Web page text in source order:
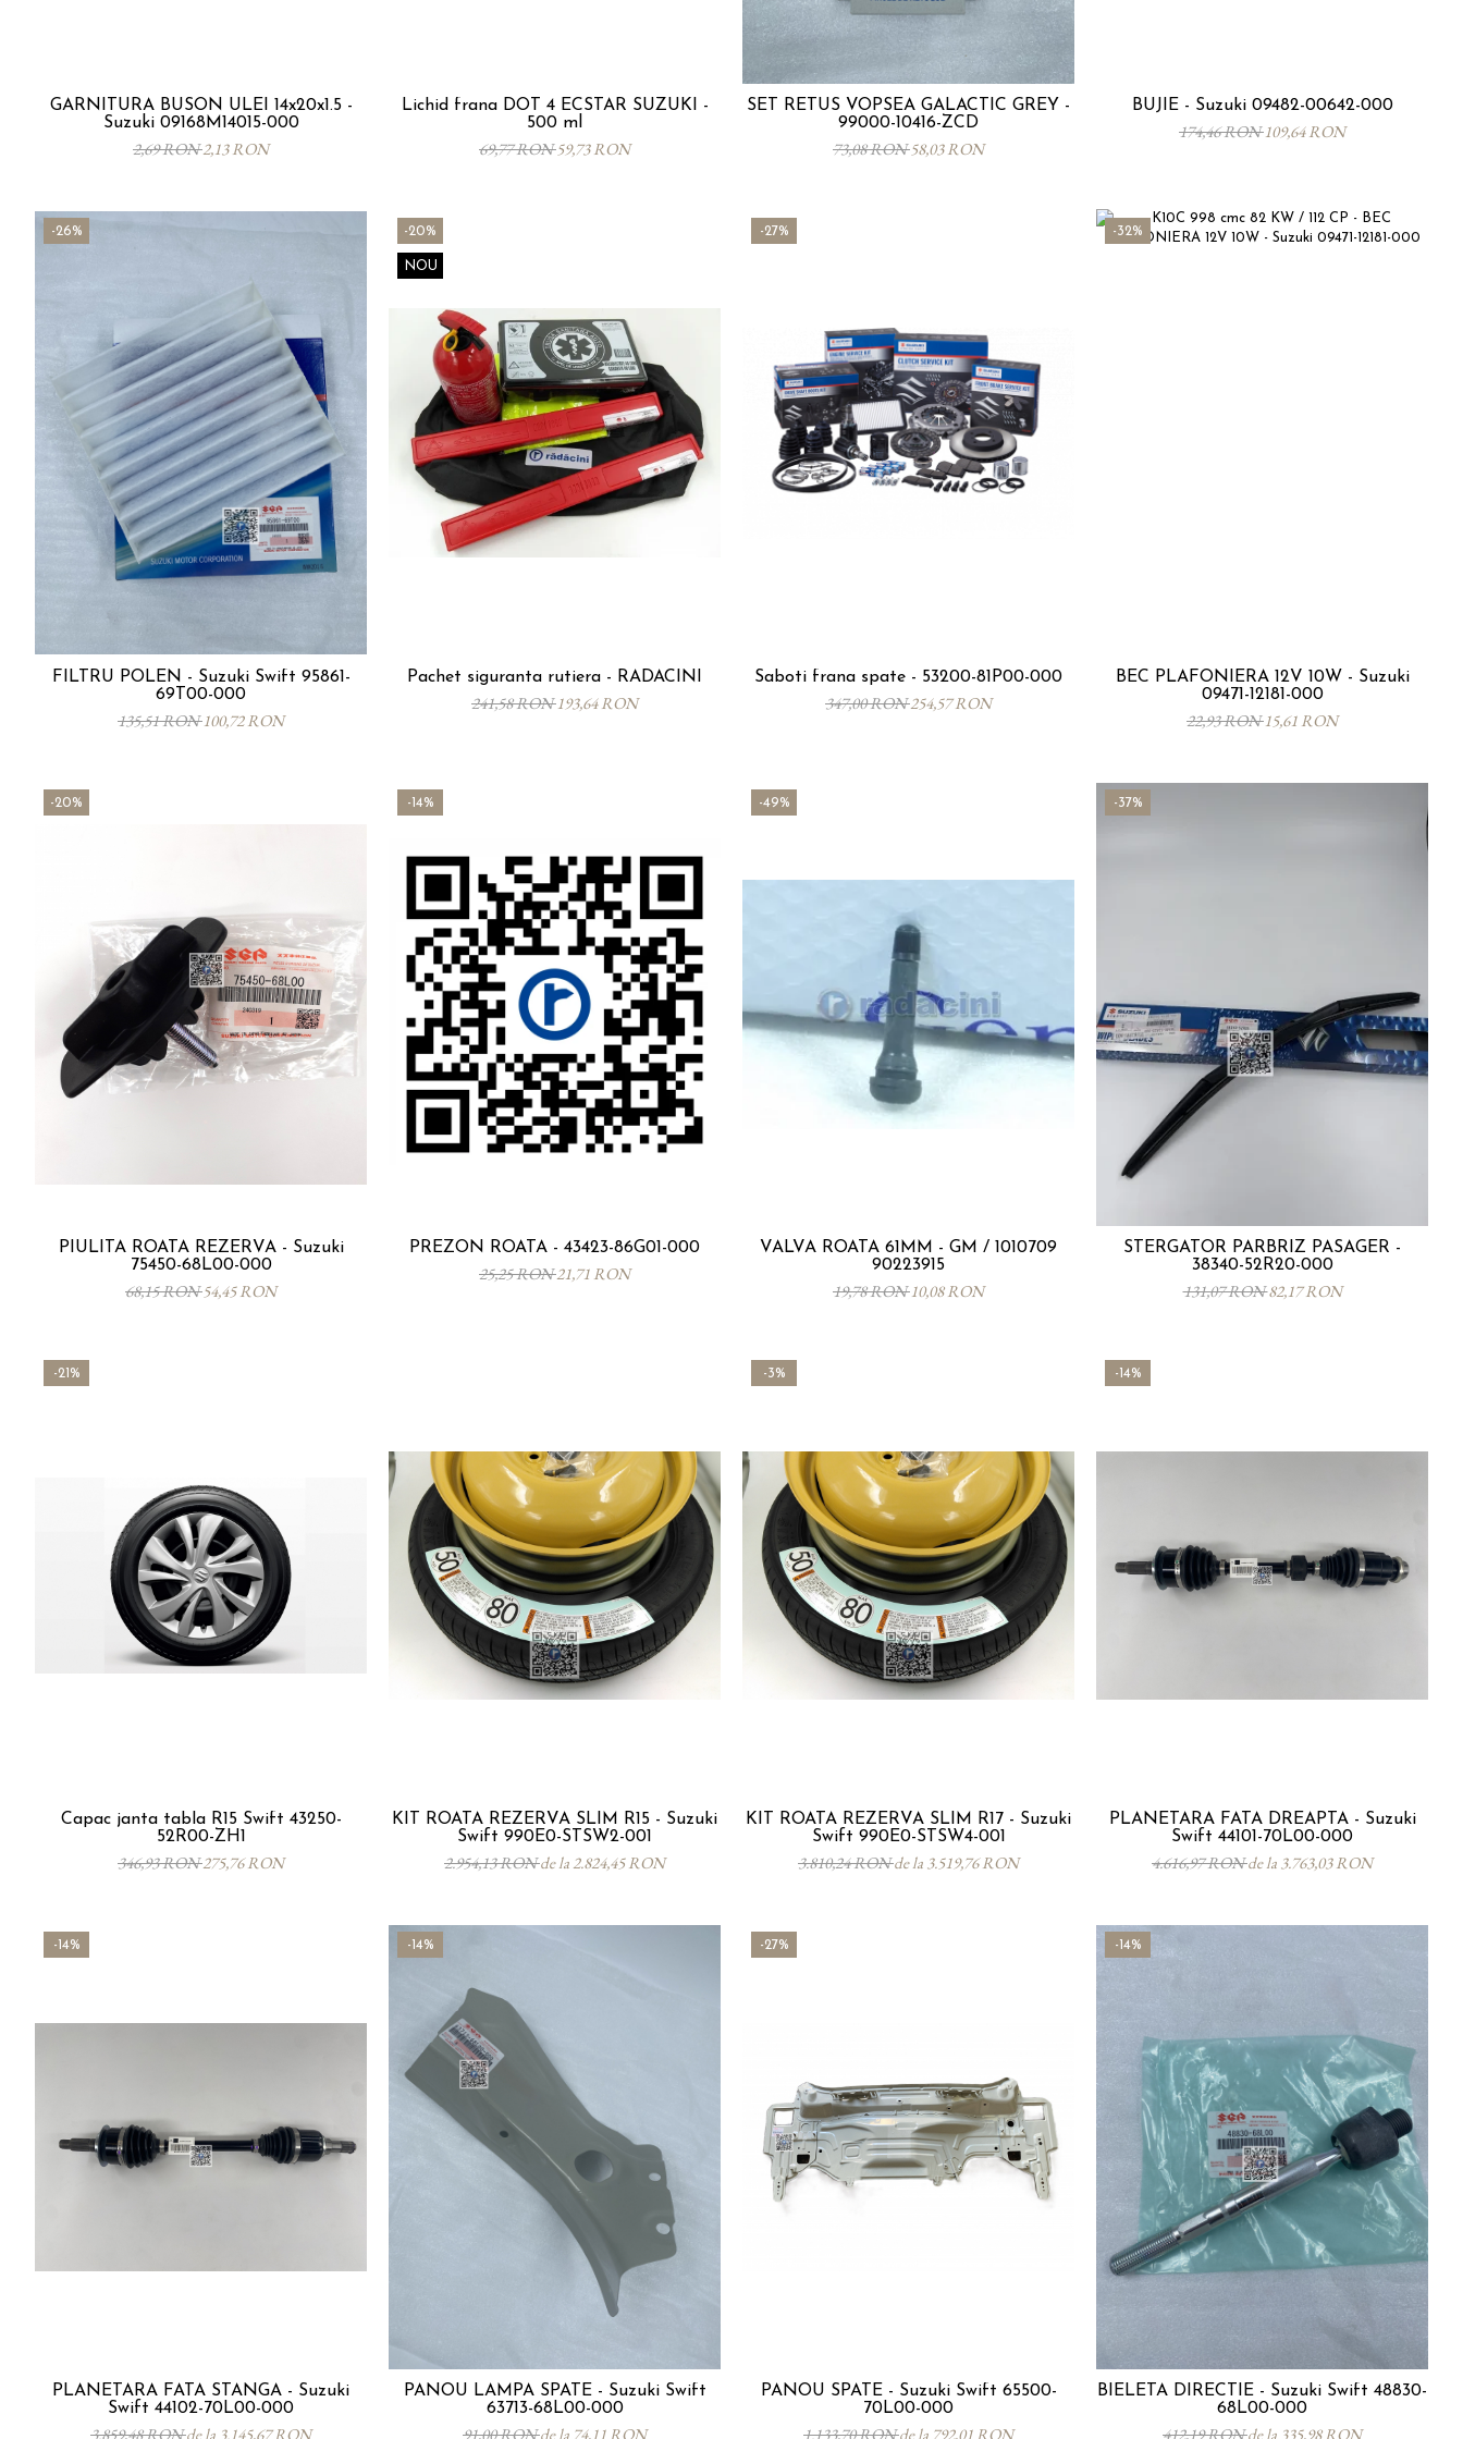
GARNITURA BUSON ULEI 14x20x1.5 -
Suzuki 09168M14015-000
2,69 RON2,13 RON
Lichid frana DOT 4 ECSTAR SUZUKI -
500 ml
69,77 RON59,73 RON
SET RETUS VOPSEA GALACTIC GREY -
99000-10416-ZCD
73,08 RON58,03 RON
BUJIE - Suzuki 09482-00642-000
174,46 RON109,64 RON
-26%
FILTRU POLEN - Suzuki Swift 95861-
69T00-000
135,51 RON100,72 RON
-20%
NOU
Pachet siguranta rutiera - RADACINI
241,58 RON193,64 RON
-27%
Saboti frana spate - 53200-81P00-000
347,00 RON254,57 RON
-32%
BEC PLAFONIERA 12V 10W - Suzuki
09471-12181-000
22,93 RON15,61 RON
-20%
PIULITA ROATA REZERVA - Suzuki
75450-68L00-000
68,15 RON54,45 RON
-14%
PREZON ROATA - 43423-86G01-000
25,25 RON21,71 RON
-49%
VALVA ROATA 61MM - GM / 1010709
90223915
19,78 RON10,08 RON
-37%
STERGATOR PARBRIZ PASAGER -
38340-52R20-000
131,07 RON82,17 RON
-21%
Capac janta tabla R15 Swift 43250-
52R00-ZH1
346,93 RON275,76 RON
KIT ROATA REZERVA SLIM R15 - Suzuki
Swift 990E0-STSW2-001
2.954,13 RONde la 2.824,45 RON
-3%
KIT ROATA REZERVA SLIM R17 - Suzuki
Swift 990E0-STSW4-001
3.810,24 RONde la 3.519,76 RON
-14%
PLANETARA FATA DREAPTA - Suzuki
Swift 44101-70L00-000
4.616,97 RONde la 3.763,03 RON
-14%
PLANETARA FATA STANGA - Suzuki
Swift 44102-70L00-000
3.859,48 RONde la 3.145,67 RON
-14%
PANOU LAMPA SPATE - Suzuki Swift
63713-68L00-000
91,00 RONde la 74,11 RON
-27%
PANOU SPATE - Suzuki Swift 65500-
70L00-000
1.133,70 RONde la 792,01 RON
-14%
BIELETA DIRECTIE - Suzuki Swift 48830-
68L00-000
412,19 RONde la 335,98 RON